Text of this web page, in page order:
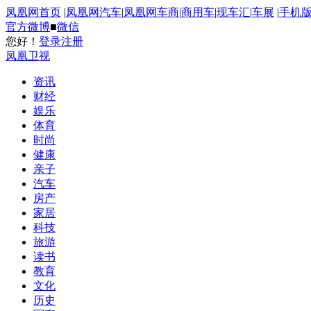
凤凰网首页 |凤凰网汽车|凤凰网车商|商用车|现车汇|车展 |手机版
官方微博■微信
您好！ 登录注册
凤凰卫视
资讯
财经
娱乐
体育
时尚
健康
亲子
汽车
房产
家居
科技
旅游
读书
教育
文化
历史